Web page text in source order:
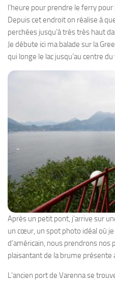
l’heure pour prendre le ferry pour
Depuis cet endroit on réalise à
perchées jusqu’à très très haut
Je débute ici ma balade sur la
qui longe le lac jusqu’au centre du
Après un petit pont, j’arrive sur
un cœur, un spot photo idéal où
d’américain, nous prendrons
plaisantant de la brume présente
L’ancien port de Varenna se